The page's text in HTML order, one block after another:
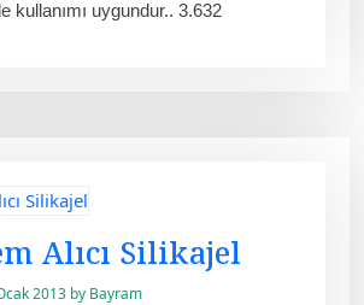
kullanımı uygundur.. 3.632
Alıcı Silikajel
2013 by Bayram